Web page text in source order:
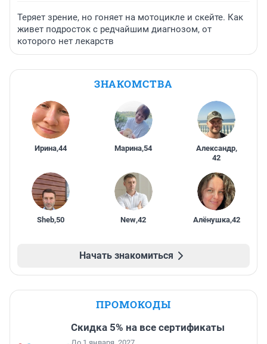
Теряет зрение, но гоняет на мотоцикле и скейте. Как
живет подросток с редчайшим диагнозом, от
которого нет лекарств
ЗНАКОМСТВА
Ирина,44 Марина,54 Александр,
42
Sheb,50 New,42 Алёнушка,42
Начать знакомиться
ПРОМОКОДЫ
Скидка 5% на все сертификаты